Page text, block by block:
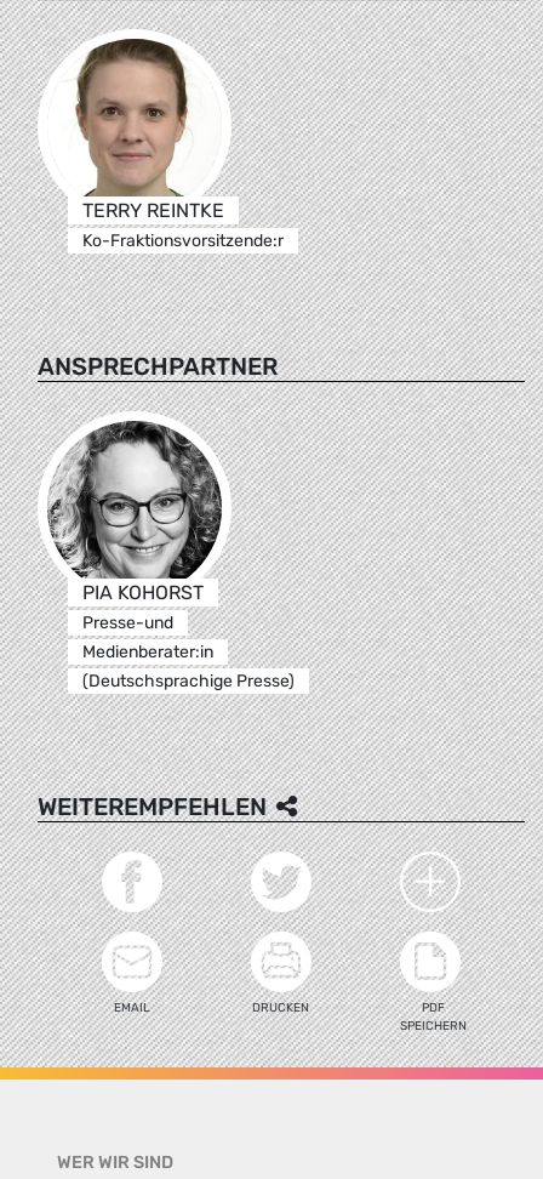
TERRY REINTKE
Ko-Fraktionsvorsitzende:r
ANSPRECHPARTNER
PIA KOHORST
Presse-und
Medienberater:in
(Deutschsprachige Presse)
WEITEREMPFEHLEN
EMAIL DRUCKEN
PDF
SPEICHERN
WER WIR SIND